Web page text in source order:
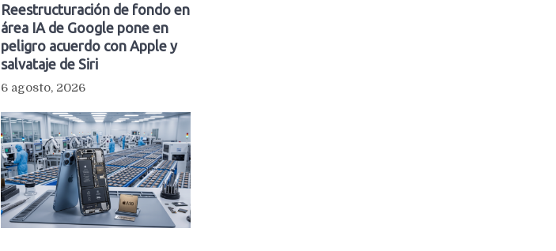
Reestructuración de fondo en
área IA de Google pone en
peligro acuerdo con Apple y
salvataje de Siri
6 agosto, 2026